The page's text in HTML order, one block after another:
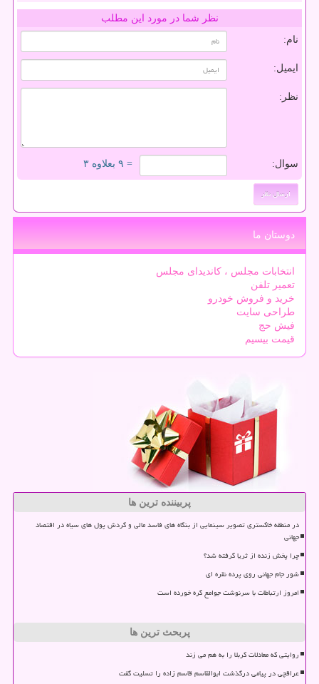
نظر شما در مورد این مطلب
نام:
ایمیل:
نظر:
سوال: = ۹ بعلاوه ۳
دوستان ما
انتخابات مجلس ، کاندیدای مجلس
تعمیر تلفن
خرید و فروش خودرو
طراحی سایت
فیش حج
قیمت بیسیم
پربیننده ترین ها
در منطقه خاکستری تصویر سینمایی از بنگاه های فاسد مالی و گردش پول های سیاه در اقتصاد
جهانی
چرا پخش زنده از ثریا گرفته شد؟
شور جام جهانی روی پرده نقره ای
امروز ارتباطات با سرنوشت جوامع گره خورده است
پربحث ترین ها
روایتی که معادلات کربلا را به هم می زند
عراقچی در پیامی درگذشت ابوالقاسم قاسم زاده را تسلیت گفت